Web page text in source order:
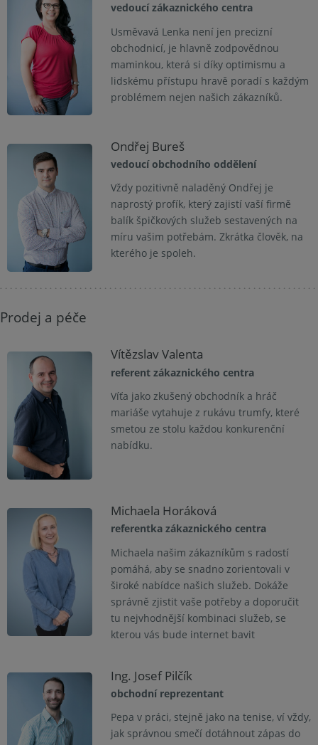
vedoucí zákaznického centra
Usměvavá Lenka není jen precizní
obchodnicí, je hlavně zodpovědnou
maminkou, která si díky optimismu a
lidskému přístupu hravě poradí s každým
problémem nejen našich zákazníků.
Ondřej Bureš
vedoucí obchodního oddělení
Vždy pozitivně naladěný Ondřej je
naprostý profík, který zajistí vaší firmě
balík špičkových služeb sestavených na
míru vašim potřebám. Zkrátka člověk, na
kterého je spoleh.
Prodej a péče
Vítězslav Valenta
referent zákaznického centra
Víťa jako zkušený obchodník a hráč
mariáše vytahuje z rukávu trumfy, které
smetou ze stolu každou konkurenční
nabídku.
Michaela Horáková
referentka zákaznického centra
Michaela našim zákazníkům s radostí
pomáhá, aby se snadno zorientovali v
široké nabídce našich služeb. Dokáže
správně zjistit vaše potřeby a doporučit
tu nejvhodnější kombinaci služeb, se
kterou vás bude internet bavit
Ing. Josef Pilčík
obchodní reprezentant
Pepa v práci, stejně jako na tenise, ví vždy,
jak správnou smečí dotáhnout zápas do